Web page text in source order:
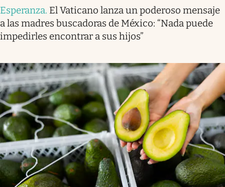
Esperanza. El Vaticano lanza un poderoso mensaje
a las madres buscadoras de México: “Nada puede
impedirles encontrar a sus hijos”